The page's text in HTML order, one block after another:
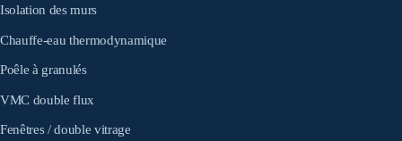
Isolation des murs
Chauffe-eau thermodynamique
Poêle à granulés
VMC double flux
Fenêtres / double vitrage